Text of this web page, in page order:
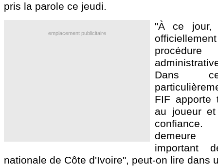
pris la parole ce jeudi.
emplacement publicitaire
"À ce
Dans
FIF apporte
au joueur
important
nationale de Côte d'Ivoire", peut-on lire dans